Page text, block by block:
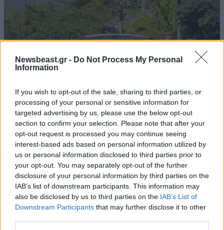
Newsbeast.gr - Do Not Process My Personal
Information
If you wish to opt-out of the sale, sharing to third parties, or
processing of your personal or sensitive information for
targeted advertising by us, please use the below opt-out
section to confirm your selection. Please note that after your
opt-out request is processed you may continue seeing
interest-based ads based on personal information utilized by
us or personal information disclosed to third parties prior to
your opt-out. You may separately opt-out of the further
disclosure of your personal information by third parties on the
IAB’s list of downstream participants. This information may
also be disclosed by us to third parties on the IAB’s List of
Downstream Participants that may further disclose it to other
Εξελίξεις στην υπόθεση του 55χρονου που
έκρυβε τη σορό του πατέρα του σε καταψύκτη
στον Μυστρά – Αλλάζει την υπερασπιστική του
γραμμή